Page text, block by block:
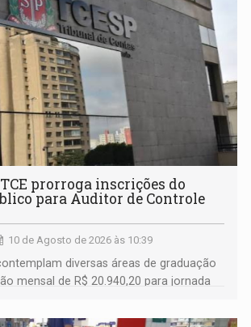
TCE prorroga inscrições do
para Auditor de Controle
10 de Agosto de 2026 às 10:39
diversas áreas de graduação
mensal de R$ 20.940,20 para jornada